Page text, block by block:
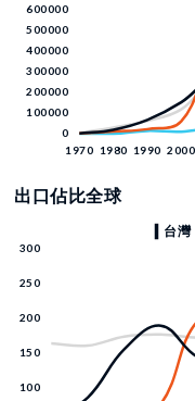
出口佔比全球